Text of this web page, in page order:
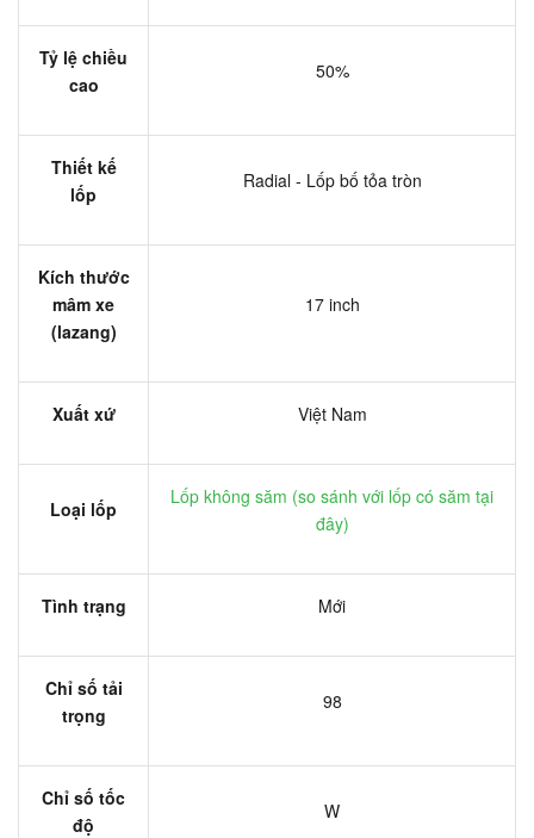
Tỷ lệ chiều
cao
50%
Thiết kế
lốp
Radial - Lốp bố tỏa tròn
Kích thước
mâm xe
(lazang)
17 inch
Xuất xứ Việt Nam
Loại lốp
Lốp không săm (so sánh với lốp có săm tại
đây)
Tình trạng Mới
Chỉ số tải
trọng
98
Chỉ số tốc
độ
W